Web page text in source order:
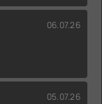
06.07.26
05.07.26